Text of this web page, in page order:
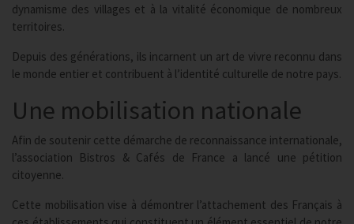
dynamisme des villages et à la vitalité économique de nombreux
territoires.
Depuis des générations, ils incarnent un art de vivre reconnu dans
le monde entier et contribuent à l’identité culturelle de notre pays.
Une mobilisation nationale
Afin de soutenir cette démarche de reconnaissance internationale,
l’association Bistros & Cafés de France a lancé une pétition
citoyenne.
Cette mobilisation vise à démontrer l’attachement des Français à